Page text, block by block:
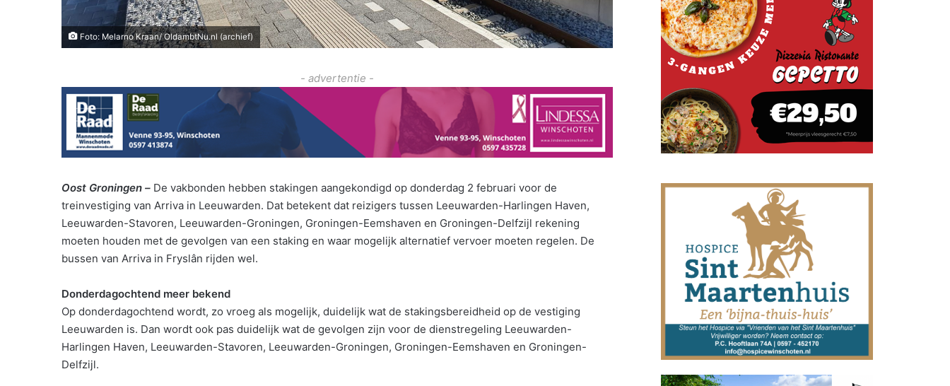
Foto: Melarno Kraan/ OldambtNu.nl (archief)
- advertentie -
Oost Groningen – De vakbonden hebben stakingen aangekondigd op donderdag 2 februari voor de
treinvestiging van Arriva in Leeuwarden. Dat betekent dat reizigers tussen Leeuwarden-Harlingen Haven,
Leeuwarden-Stavoren, Leeuwarden-Groningen, Groningen-Eemshaven en Groningen-Delfzijl rekening
moeten houden met de gevolgen van een staking en waar mogelijk alternatief vervoer moeten regelen. De
bussen van Arriva in Fryslân rijden wel.
Donderdagochtend meer bekend
Op donderdagochtend wordt, zo vroeg als mogelijk, duidelijk wat de stakingsbereidheid op de vestiging
Leeuwarden is. Dan wordt ook pas duidelijk wat de gevolgen zijn voor de dienstregeling Leeuwarden-
Harlingen Haven, Leeuwarden-Stavoren, Leeuwarden-Groningen, Groningen-Eemshaven en Groningen-
Delfzijl.